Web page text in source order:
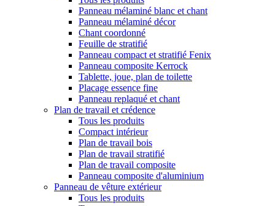
Panneau mélaminé blanc et chant
Panneau mélaminé décor
Chant coordonné
Feuille de stratifié
Panneau compact et stratifié Fenix
Panneau composite Kerrock
Tablette, joue, plan de toilette
Placage essence fine
Panneau replaqué et chant
Plan de travail et crédence
Tous les produits
Compact intérieur
Plan de travail bois
Plan de travail stratifié
Plan de travail composite
Panneau composite d'aluminium
Panneau de vêture extérieur
Tous les produits